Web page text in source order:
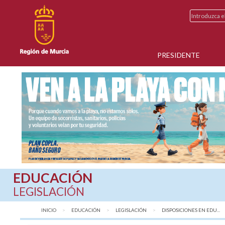
PRESIDENTE
EDUCACIÓN
LEGISLACIÓN
INICIO EDUCACIÓN LEGISLACIÓN DISPOSICIONES EN EDU...